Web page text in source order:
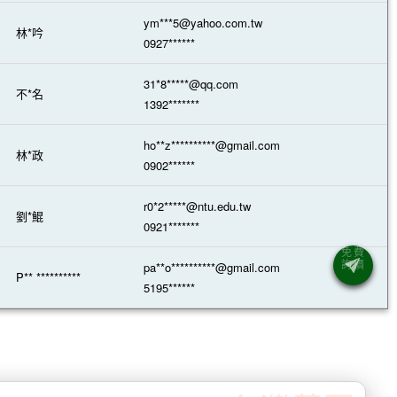
林*吟
ym***5@yahoo.com.tw
0927******
不*名
31*8*****@qq.com
1392*******
林*政
ho**z**********@gmail.com
0902******
劉*鯤
r0*2*****@ntu.edu.tw
0921*******
P** **********
pa**o**********@gmail.com
5195******